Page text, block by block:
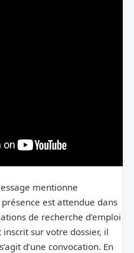
mentionne
est attendue dans
de recherche d’emploi
inscrit sur votre dossier, il
d’une convocation. En